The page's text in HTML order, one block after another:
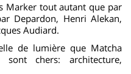
Marker tout autant que par
Depardon, Henri Alekan,
Audiard.
de lumière que Matcha
chers: architecture,